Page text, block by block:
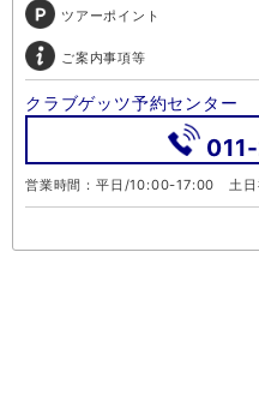
ツアーポイント
ご案内事項等
クラブゲッツ予約センター
営業時間：平日/10:00-17:00 土日